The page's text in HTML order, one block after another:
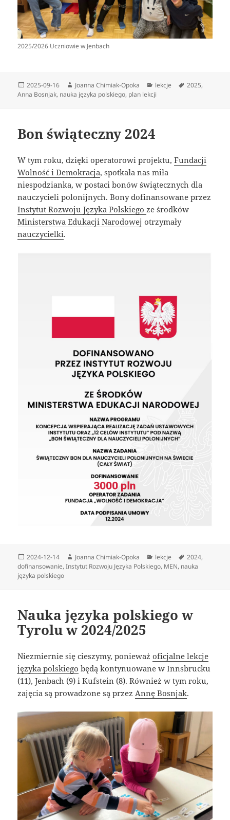
2025/2026 Uczniowie w Jenbach
Data
publikacji
2025-09-16 Autor
Joanna Chimiak-Opoka Kategorie
lekcje Tagi
2025,
Anna Bosnjak, nauka języka polskiego, plan lekcji
Bon świąteczny 2024
W tym roku, dzięki operatorowi projektu,Fundacji
Wolność i Demokracja, spotkała nas miła
niespodzianka, w postaci bonów świątecznych dla
nauczycieli polonijnych. Bony dofinansowane przez
Instytut Rozwoju Języka Polskiegoze środków
Ministerstwa Edukacji Narodowej otrzymały
nauczycielki.
Data
publikacji
2024-12-14 Autor
Joanna Chimiak-Opoka Kategorie
lekcje Tagi
2024,
dofinansowanie,Instytut Rozwoju Języka Polskiego, MEN, nauka
języka polskiego
Nauka języka polskiego w
Tyrolu w 2024/2025
Niezmiernie się cieszymy, ponieważoficjalne lekcje
języka polskiego będą kontynuowane w Innsbrucku
(11), Jenbach (9) i Kufstein (8). Również w tym roku,
zajęcia są prowadzone są przezAnnę Bosnjak.